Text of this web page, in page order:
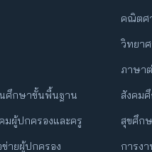
ศึกษาขั้นพื้นฐาน
ผู้ปกครองและครู
ายผู้ปกครอง
คณิตศ
วิทยา
ภาษา
สังคม
สุขศึก
การง